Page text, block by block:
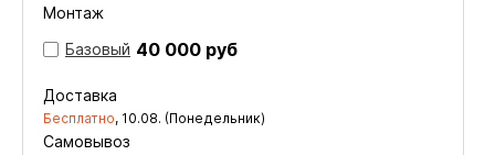
Монтаж
Базовый 40 000 руб
Доставка
Бесплатно, 10.08. (Понедельник)
Самовывоз